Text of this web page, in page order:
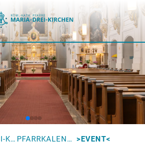
MARIA-DREI-KIRCHEN PFARRKALENDER EVENT